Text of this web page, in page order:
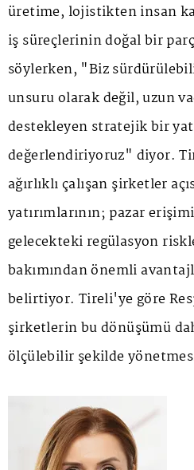
üretime, lojistikten insan
iş süreçlerinin doğal bir
söylerken, "Biz
unsuru olarak değil, uzun
destekleyen stratejik bir
değerlendiriyoruz" diyor.
ağırlıklı çalışan şirketler
yatırımlarının; pazar
gelecekteki regülasyon
bakımından önemli
belirtiyor. Tireli'ye göre
şirketlerin bu dönüşümü
ölçülebilir şekilde